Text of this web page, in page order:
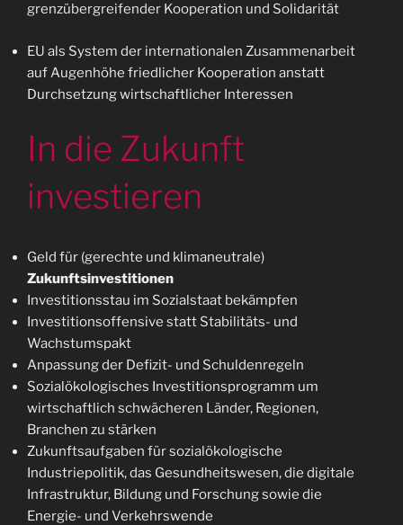
grenzübergreifender Kooperation und Solidarität
EU als System der internationalen Zusammenarbeit
auf Augenhöhe friedlicher Kooperation anstatt
Durchsetzung wirtschaftlicher Interessen
In die Zukunft
investieren
Geld für (gerechte und klimaneutrale)
Zukunftsinvestitionen
Investitionsstau im Sozialstaat bekämpfen
Investitionsoffensive statt Stabilitäts- und
Wachstumspakt
Anpassung der Defizit- und Schuldenregeln
Sozialökologisches Investitionsprogramm um
wirtschaftlich schwächeren Länder, Regionen,
Branchen zu stärken
Zukunftsaufgaben für sozialökologische
Industriepolitik, das Gesundheitswesen, die digitale
Infrastruktur, Bildung und Forschung sowie die
Energie- und Verkehrswende